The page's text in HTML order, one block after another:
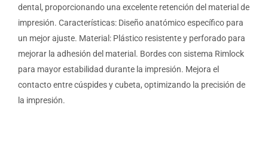
dental, proporcionando una excelente retención del material de
impresión. Características: Diseño anatómico específico para
un mejor ajuste. Material: Plástico resistente y perforado para
mejorar la adhesión del material. Bordes con sistema Rimlock
para mayor estabilidad durante la impresión. Mejora el
contacto entre cúspides y cubeta, optimizando la precisión de
la impresión.